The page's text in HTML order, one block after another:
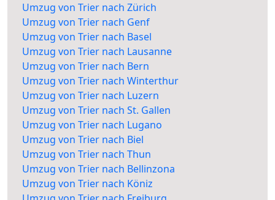
Umzug von Trier nach Zürich
Umzug von Trier nach Genf
Umzug von Trier nach Basel
Umzug von Trier nach Lausanne
Umzug von Trier nach Bern
Umzug von Trier nach Winterthur
Umzug von Trier nach Luzern
Umzug von Trier nach St. Gallen
Umzug von Trier nach Lugano
Umzug von Trier nach Biel
Umzug von Trier nach Thun
Umzug von Trier nach Bellinzona
Umzug von Trier nach Köniz